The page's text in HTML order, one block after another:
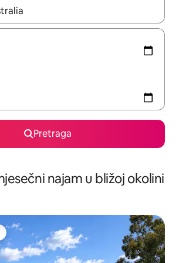
možete da se krećete kroz njih
Pretraga
najam u bližoj okolini